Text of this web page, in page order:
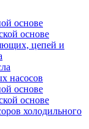
основе
основе
цепей и
насосов
основе
основе
холодильного